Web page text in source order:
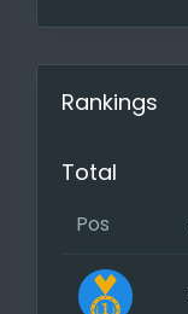
Rankings
Total
Pos